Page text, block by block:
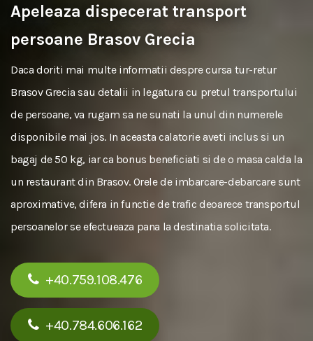
Apeleaza dispecerat transport
persoane Brasov Grecia
Daca doriti mai multe informatii despre cursa tur-retur
Brasov Grecia sau detalii in legatura cu pretul transportului
de persoane, va rugam sa ne sunati la unul din numerele
disponibile mai jos. In aceasta calatorie aveti inclus si un
bagaj de 50 kg, iar ca bonus beneficiati si de o masa calda la
un restaurant din Brasov. Orele de imbarcare-debarcare sunt
aproximative, difera in functie de trafic deoarece transportul
persoanelor se efectueaza pana la destinatia solicitata.
+40.759.108.476
+40.784.606.162